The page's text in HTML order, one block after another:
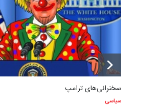
سخنرانی‌های ترامپ
سیاسی